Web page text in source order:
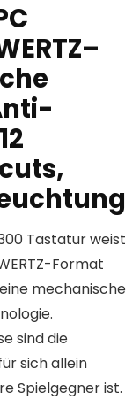
Tastatur weist
Format
mechanische
sind die
sich allein
Spielgegner ist.